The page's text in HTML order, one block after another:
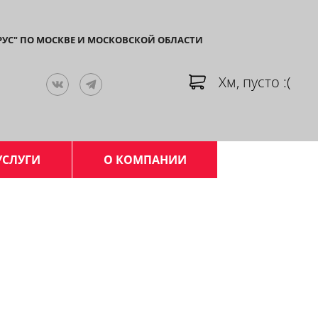
ПО МОСКВЕ И МОСКОВСКОЙ ОБЛАСТИ
Хм, пусто :(
О КОМПАНИИ